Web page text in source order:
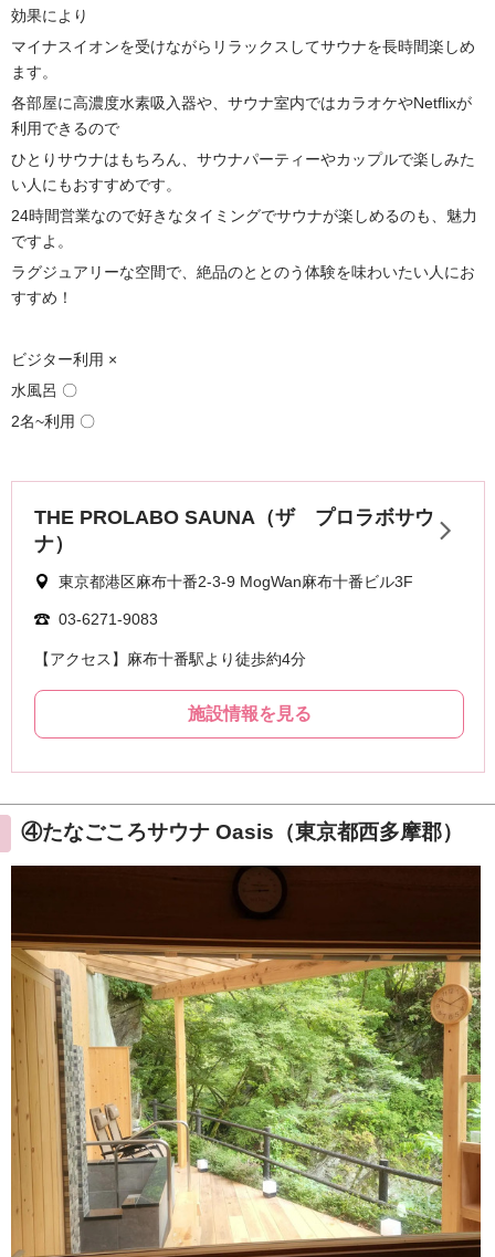
効果により
マイナスイオンを受けながらリラックスしてサウナを長時間楽しめ
ます。
各部屋に高濃度水素吸入器や、サウナ室内ではカラオケやNetflixが
利用できるので
ひとりサウナはもちろん、サウナパーティーやカップルで楽しみた
い人にもおすすめです。
24時間営業なので好きなタイミングでサウナが楽しめるのも、魅力
ですよ。
ラグジュアリーな空間で、絶品のととのう体験を味わいたい人にお
すすめ！
ビジター利用 ×
水風呂 〇
2名~利用 〇
④たなごころサウナ Oasis（東京都西多摩郡）